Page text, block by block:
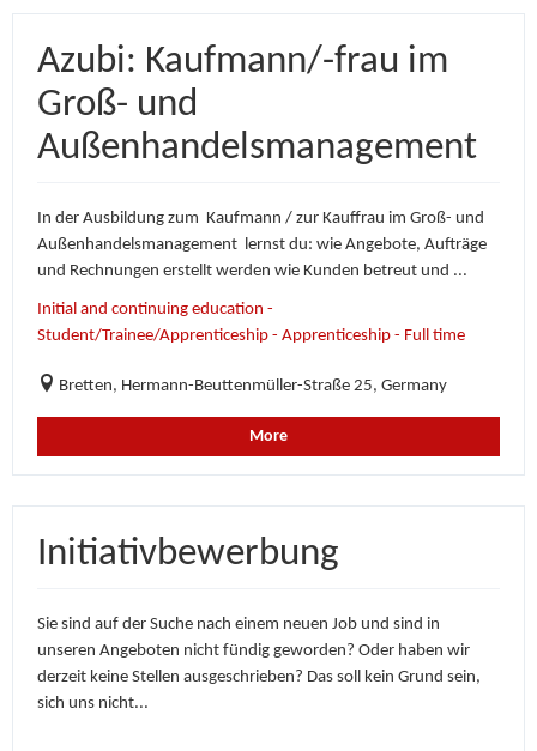
Azubi: Kaufmann/-frau im
Groß- und
Außenhandelsmanagement
In der Ausbildung zum Kaufmann / zur Kauffrau im Groß- und
Außenhandelsmanagement lernst du: wie Angebote, Aufträge
und Rechnungen erstellt werden wie Kunden betreut und ...
Initial and continuing education -
Student/Trainee/Apprenticeship - Apprenticeship - Full time
Bretten, Hermann-Beuttenmüller-Straße 25, Germany
More
Initiativbewerbung
Sie sind auf der Suche nach einem neuen Job und sind in
unseren Angeboten nicht fündig geworden? Oder haben wir
derzeit keine Stellen ausgeschrieben? Das soll kein Grund sein,
sich uns nicht...